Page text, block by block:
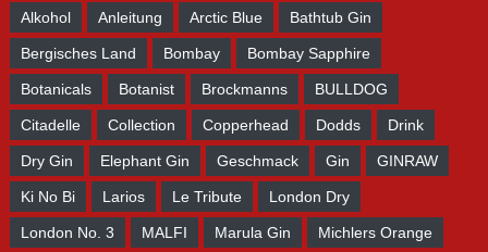
Alkohol Anleitung Arctic Blue Bathtub Gin
Bergisches Land Bombay Bombay Sapphire
Botanicals Botanist Brockmanns BULLDOG
Citadelle Collection Copperhead Dodds Drink
Dry Gin Elephant Gin Geschmack Gin GINRAW
Ki No Bi Larios Le Tribute London Dry
London No. 3 MALFI Marula Gin Michlers Orange